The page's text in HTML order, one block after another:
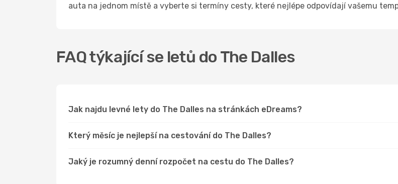
auta na jednom místě a vyberte si termíny cesty, které nejlépe odpovídají vašemu
FAQ týkající se letů do The Dalles
Jak najdu levné lety do The Dalles na stránkách eDreams?
Který měsíc je nejlepší na cestování do The Dalles?
Jaký je rozumný denní rozpočet na cestu do The Dalles?